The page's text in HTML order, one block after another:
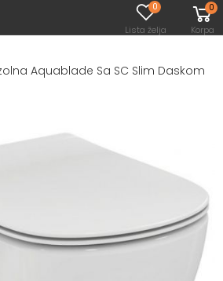
menu
0
Lista želja
0
Korpa
Aquablade Sa SC Slim Daskom